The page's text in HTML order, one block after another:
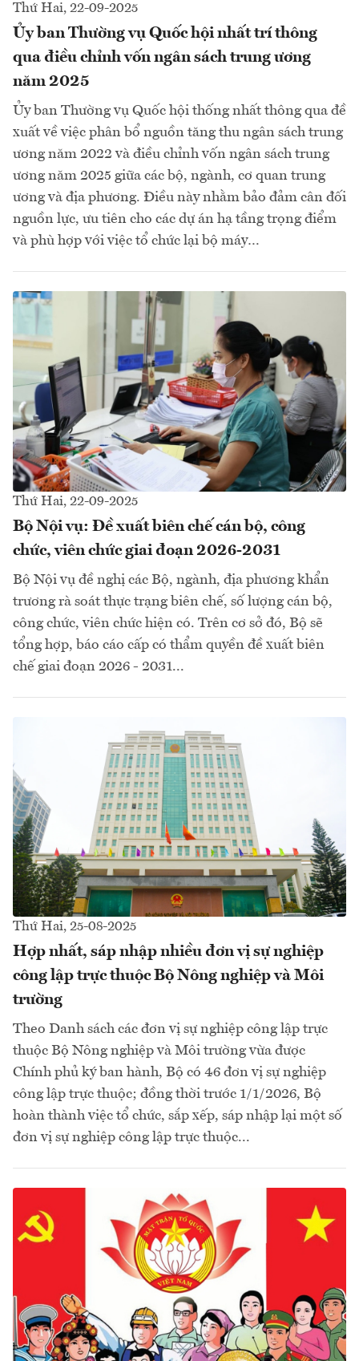
Thứ Hai, 22-09-2025
Ủy ban Thường vụ Quốc hội nhất trí thông
qua điều chỉnh vốn ngân sách trung ương
năm 2025
Ủy ban Thường vụ Quốc hội thống nhất thông qua đề
xuất về việc phân bổ nguồn tăng thu ngân sách trung
ương năm 2022 và điều chỉnh vốn ngân sách trung
ương năm 2025 giữa các bộ, ngành, cơ quan trung
ương và địa phương. Điều này nhằm bảo đảm cân đối
nguồn lực, ưu tiên cho các dự án hạ tầng trọng điểm
và phù hợp với việc tổ chức lại bộ máy…
Thứ Hai, 22-09-2025
Bộ Nội vụ: Đề xuất biên chế cán bộ, công
chức, viên chức giai đoạn 2026-2031
Bộ Nội vụ đề nghị các Bộ, ngành, địa phương khẩn
trương rà soát thực trạng biên chế, số lượng cán bộ,
công chức, viên chức hiện có. Trên cơ sở đó, Bộ sẽ
tổng hợp, báo cáo cấp có thẩm quyền đề xuất biên
chế giai đoạn 2026 - 2031...
Thứ Hai, 25-08-2025
Hợp nhất, sáp nhập nhiều đơn vị sự nghiệp
công lập trực thuộc Bộ Nông nghiệp và Môi
trường
Theo Danh sách các đơn vị sự nghiệp công lập trực
thuộc Bộ Nông nghiệp và Môi trường vừa được
Chính phủ ký ban hành, Bộ có 46 đơn vị sự nghiệp
công lập trực thuộc; đồng thời trước 1/1/2026, Bộ
hoàn thành việc tổ chức, sắp xếp, sáp nhập lại một số
đơn vị sự nghiệp công lập trực thuộc...